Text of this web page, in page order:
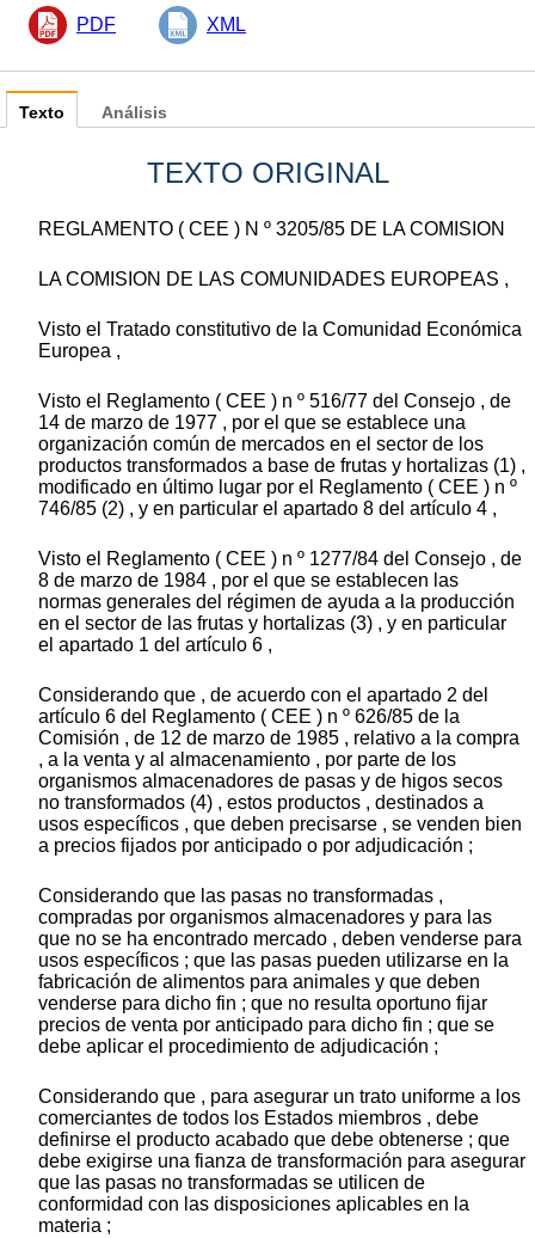
PDF XML
Texto
TEXTO ORIGINAL
REGLAMENTO ( CEE ) N º 3205/85 DE LA COMISION
LA COMISION DE LAS COMUNIDADES EUROPEAS ,
Visto el Tratado constitutivo de la Comunidad Económica
Europea ,
Visto el Reglamento ( CEE ) n º 516/77 del Consejo , de
14 de marzo de 1977 , por el que se establece una
organización común de mercados en el sector de los
productos transformados a base de frutas y hortalizas (1) ,
modificado en último lugar por el Reglamento ( CEE ) n º
746/85 (2) , y en particular el apartado 8 del artículo 4 ,
Visto el Reglamento ( CEE ) n º 1277/84 del Consejo , de
8 de marzo de 1984 , por el que se establecen las
normas generales del régimen de ayuda a la producción
en el sector de las frutas y hortalizas (3) , y en particular
el apartado 1 del artículo 6 ,
Considerando que , de acuerdo con el apartado 2 del
artículo 6 del Reglamento ( CEE ) n º 626/85 de la
Comisión , de 12 de marzo de 1985 , relativo a la compra
, a la venta y al almacenamiento , por parte de los
organismos almacenadores de pasas y de higos secos
no transformados (4) , estos productos , destinados a
usos específicos , que deben precisarse , se venden bien
a precios fijados por anticipado o por adjudicación ;
Considerando que las pasas no transformadas ,
compradas por organismos almacenadores y para las
que no se ha encontrado mercado , deben venderse para
usos específicos ; que las pasas pueden utilizarse en la
fabricación de alimentos para animales y que deben
venderse para dicho fin ; que no resulta oportuno fijar
precios de venta por anticipado para dicho fin ; que se
debe aplicar el procedimiento de adjudicación ;
Considerando que , para asegurar un trato uniforme a los
comerciantes de todos los Estados miembros , debe
definirse el producto acabado que debe obtenerse ; que
debe exigirse una fianza de transformación para asegurar
que las pasas no transformadas se utilicen de
conformidad con las disposiciones aplicables en la
materia ;
Análisis